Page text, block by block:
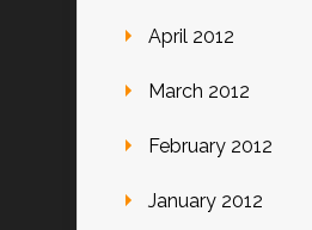
April 2012
March 2012
February 2012
January 2012